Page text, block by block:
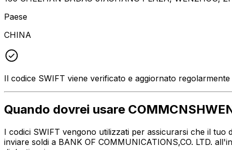
Paese
CHINA
Il codice SWIFT viene verificato e aggiornato regolarmente
Quando dovrei usare
I codici SWIFT vengono utilizzati per assicurarsi che il
inviare soldi a BANK OF COMMUNICATIONS,CO. LTD.